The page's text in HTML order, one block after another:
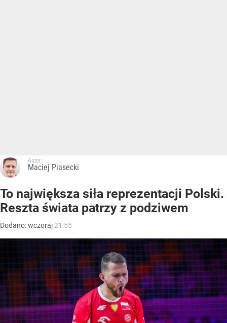
Autor:
Maciej Piasecki
To największa siła reprezentacji Polski.
Reszta świata patrzy z podziwem
Dodano:wczoraj 21:55